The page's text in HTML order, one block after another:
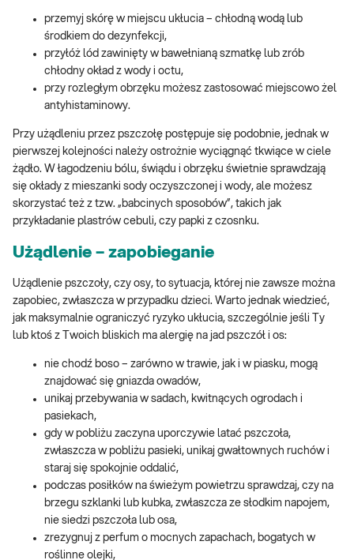
przemyj skórę w miejscu ukłucia – chłodną wodą lub
środkiem do dezynfekcji,
przyłóż lód zawinięty w bawełnianą szmatkę lub zrób
chłodny okład z wody i octu,
przy rozległym obrzęku możesz zastosować miejscowo żel
antyhistaminowy.
Przy użądleniu przez pszczołę postępuje się podobnie, jednak w
pierwszej kolejności należy ostrożnie wyciągnąć tkwiące w ciele
żądło. W łagodzeniu bólu, świądu i obrzęku świetnie sprawdzają
się okłady z mieszanki sody oczyszczonej i wody, ale możesz
skorzystać też z tzw. „babcinych sposobów”, takich jak
przykładanie plastrów cebuli, czy papki z czosnku.
Użądlenie – zapobieganie
Użądlenie pszczoły, czy osy, to sytuacja, której nie zawsze można
zapobiec, zwłaszcza w przypadku dzieci. Warto jednak wiedzieć,
jak maksymalnie ograniczyć ryzyko ukłucia, szczególnie jeśli Ty
lub ktoś z Twoich bliskich ma alergię na jad pszczół i os:
nie chodź boso – zarówno w trawie, jak i w piasku, mogą
znajdować się gniazda owadów,
unikaj przebywania w sadach, kwitnących ogrodach i
pasiekach,
gdy w pobliżu zaczyna uporczywie latać pszczoła,
zwłaszcza w pobliżu pasieki, unikaj gwałtownych ruchów i
staraj się spokojnie oddalić,
podczas posiłków na świeżym powietrzu sprawdzaj, czy na
brzegu szklanki lub kubka, zwłaszcza ze słodkim napojem,
nie siedzi pszczoła lub osa,
zrezygnuj z perfum o mocnych zapachach, bogatych w
roślinne olejki,